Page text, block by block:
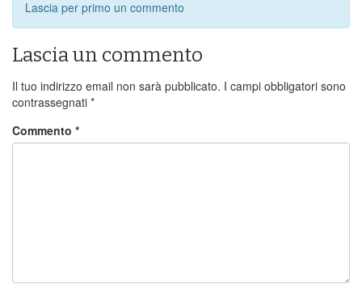
Lascia per primo un commento
Lascia un commento
Il tuo indirizzo email non sarà pubblicato. I campi obbligatori sono
contrassegnati *
Commento *